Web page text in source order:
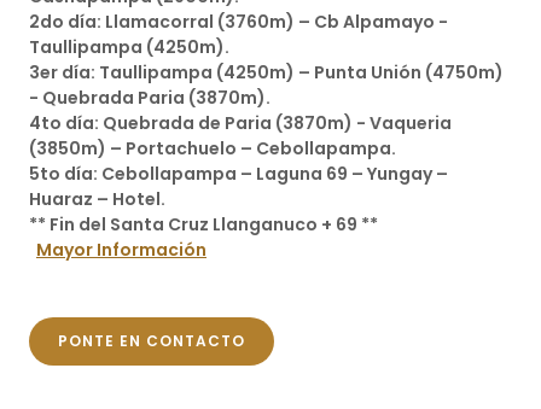
2do día: Llamacorral (3760m) – Cb Alpamayo -
Taullipampa (4250m).
3er día: Taullipampa (4250m) – Punta Unión (4750m)
- Quebrada Paria (3870m).
4to día: Quebrada de Paria (3870m) - Vaqueria
(3850m) – Portachuelo – Cebollapampa.
5to día: Cebollapampa – Laguna 69 – Yungay –
Huaraz – Hotel.
** Fin del Santa Cruz Llanganuco + 69 **
Mayor Información
PONTE EN CONTACTO